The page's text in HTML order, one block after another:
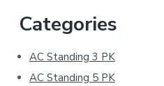
Categories
AC Standing 3 PK
AC Standing 5 PK